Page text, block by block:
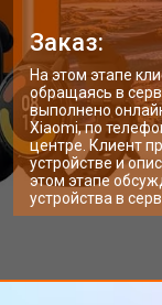
Заказ:
На этом этапе
обращаясь в
выполнено
Xiaomi, по
центре. Клиент
устройстве и
этом этапе
устройства в